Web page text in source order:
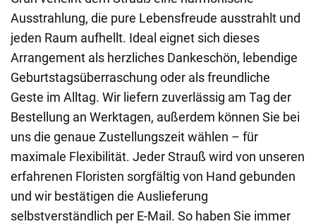
Ausstrahlung, die pure Lebensfreude ausstrahlt und
jeden Raum aufhellt. Ideal eignet sich dieses
Arrangement als herzliches Dankeschön, lebendige
Geburtstagsüberraschung oder als freundliche
Geste im Alltag. Wir liefern zuverlässig am Tag der
Bestellung an Werktagen, außerdem können Sie bei
uns die genaue Zustellungszeit wählen – für
maximale Flexibilität. Jeder Strauß wird von unseren
erfahrenen Floristen sorgfältig von Hand gebunden
und wir bestätigen die Auslieferung
selbstverständlich per E-Mail. So haben Sie immer